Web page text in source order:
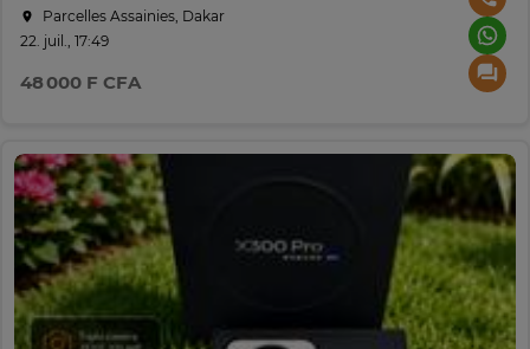
Parcelles Assainies, Dakar
22. juil., 17:49
48 000 F CFA